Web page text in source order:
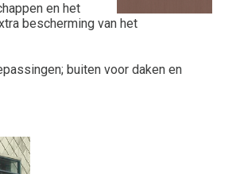
en het
bescherming van het
buiten voor daken en